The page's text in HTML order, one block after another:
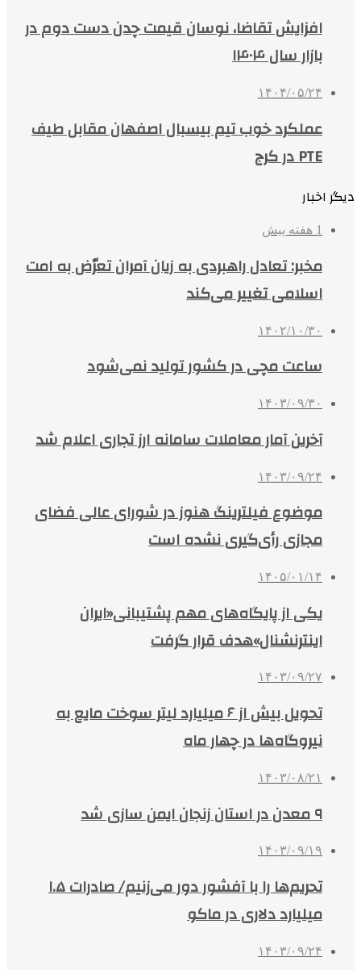
افزایش تقاضا، نوسان قیمت چدن دست دوم در
بازار سال ۱۴۰۴
۱۴۰۴/۰۵/۲۴
عملکرد خوب تیم بیسبال اصفهان مقابل طیف
PTE در کرج
دیگر اخبار
1 هفته پیش
مخبر: تعادل راهبردی به زیان آمران تعرّض به امت
اسلامی تغییر می‌کند
۱۴۰۲/۱۰/۳۰
ساعت مچی در کشور تولید نمی‌شود
۱۴۰۳/۰۹/۳۰
آخرین آمار معاملات سامانه ارز تجاری اعلام شد
۱۴۰۳/۰۹/۲۴
موضوع فیلترینگ هنوز در شورای عالی فضای
مجازی رأی‌گیری نشده است
۱۴۰۵/۰۱/۱۴
یکی از پایگاه‌های مهم پشتیبانی«ایران
اینترنشنال»هدف قرار گرفت
۱۴۰۳/۰۹/۲۷
تحویل بیش از ۶ میلیارد لیتر سوخت مایع به
نیروگاه‌ها در چهار ماه
۱۴۰۳/۰۸/۲۱
۹ معدن در استان زنجان ایمن سازی شد
۱۴۰۳/۰۹/۱۹
تحریم‌ها را با آفشور دور می‌زنیم/ صادرات ۱.۵
میلیارد دلاری در ماکو
۱۴۰۳/۰۹/۲۴